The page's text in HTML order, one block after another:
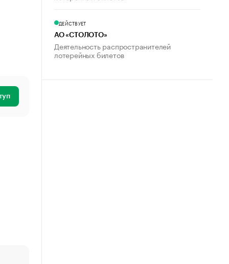
ДЕЙСТВУЕТ
АО «СТОЛОТО»
Деятельность распространителей
лотерейных билетов